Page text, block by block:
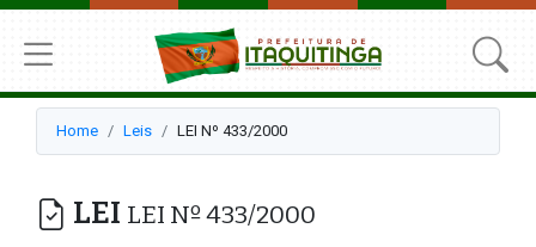
Home Leis LEI Nº 433/2000
LEI LEI Nº 433/2000